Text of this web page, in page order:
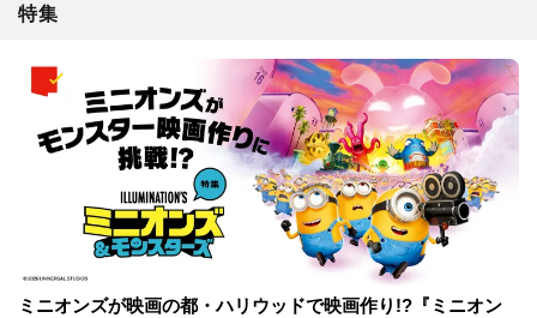
特集
ミニオンズが映画の都・ハリウッドで映画作り!?『ミニオン